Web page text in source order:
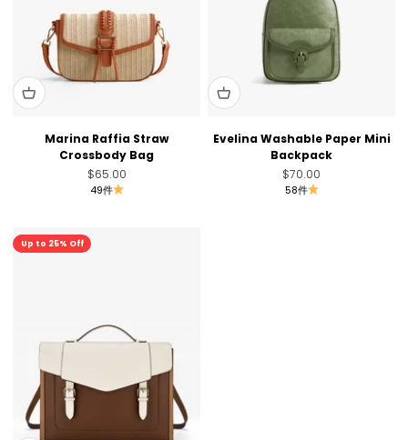
Marina Raffia Straw
Crossbody Bag
セール価格
$65.00
49件
Evelina Washable Paper Mini
Backpack
セール価格
$70.00
58件
Up to 25% Off
セール